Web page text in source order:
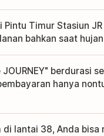
Timur Stasiun
bahkan saat hujan
berdurasi
hanya
lantai 38, Anda bisa